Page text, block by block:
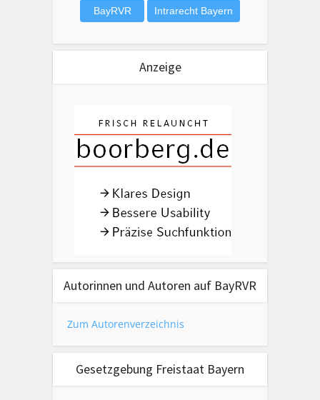
Anzeige
Autorinnen und Autoren auf BayRVR
Zum Autorenverzeichnis
Gesetzgebung Freistaat Bayern